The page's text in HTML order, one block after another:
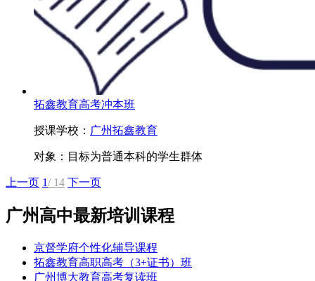
拓鑫教育高考冲本班
授课学校： 广州拓鑫教育
对象： 目标为普通本科的学生群体
上一页 1/ 14 下一页
广州高中最新培训课程
京督学府个性化辅导课程
拓鑫教育高职高考（3+证书）班
广州博大教育高考复读班